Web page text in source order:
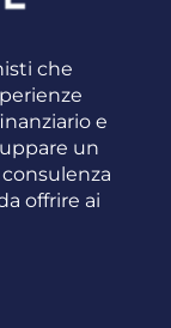
che
e
un
offrire ai